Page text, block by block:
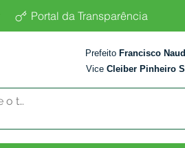
Portal da Transparência
Prefeito Francisco
Vice Cleiber Pinheiro